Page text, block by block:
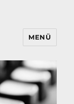
MENÜ